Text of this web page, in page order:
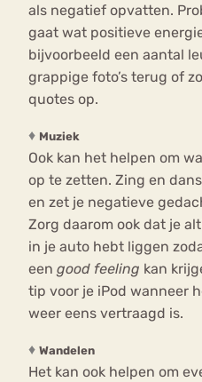
als negatief opvatten.
gaat wat positieve
bijvoorbeeld een aantal
grappige foto’s terug of
quotes op.
♦ Muziek
Ook kan het helpen om
op te zetten. Zing en
en zet je negatieve
Zorg daarom ook dat je
in je auto hebt liggen
een good feeling kan
tip voor je iPod wanneer
weer eens vertraagd is.
♦ Wandelen
Het kan ook helpen om